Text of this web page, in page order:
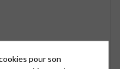
pour son